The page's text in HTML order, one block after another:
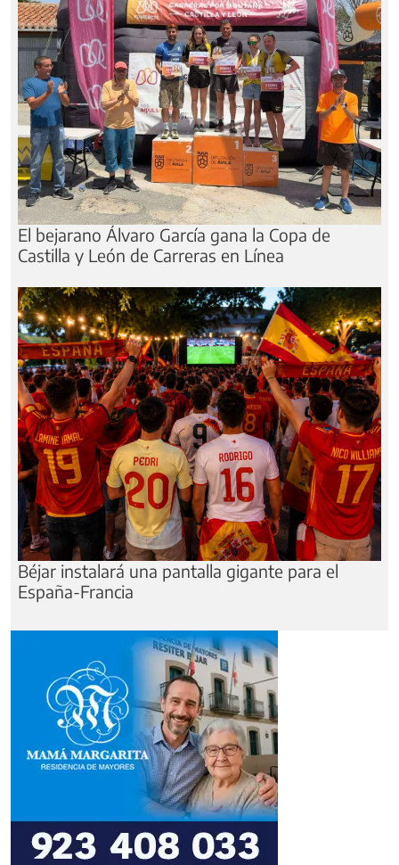
El bejarano Álvaro García gana la Copa de
Castilla y León de Carreras en Línea
Béjar instalará una pantalla gigante para el
España-Francia